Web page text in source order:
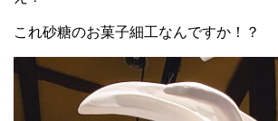
これ砂糖のお菓子細工なんですか！？